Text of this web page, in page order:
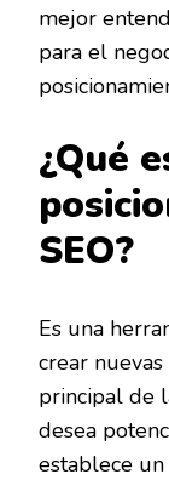
mejor
para el
¿Qué
SEO?
Es una
crear
principal de
desea
establece